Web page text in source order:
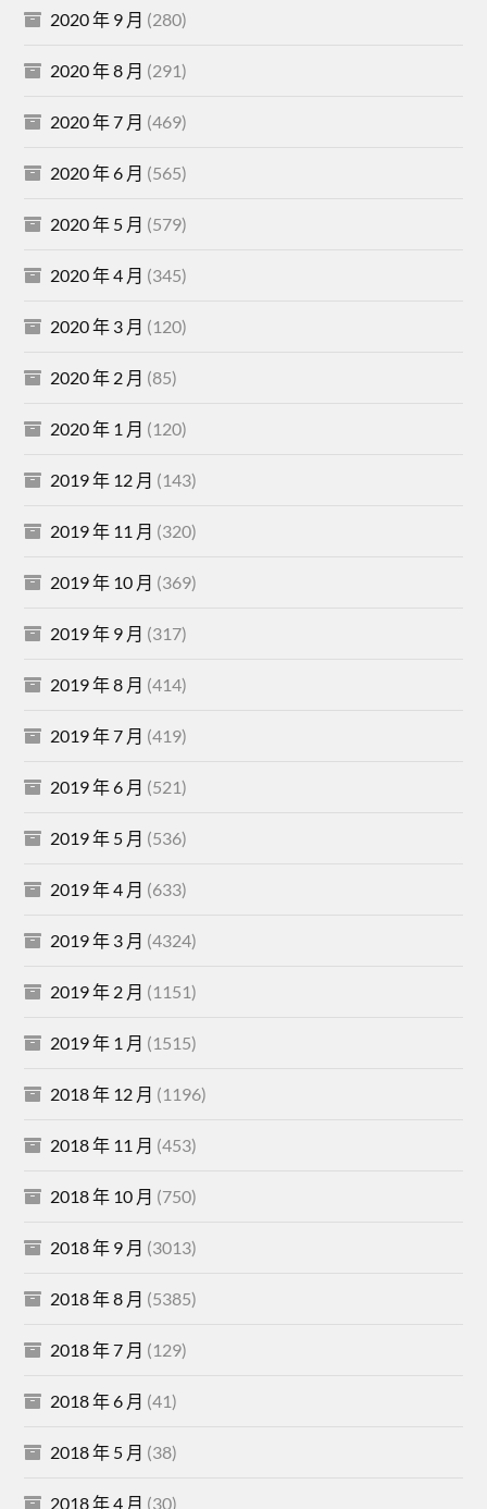
2020 年 9 月 (280)
2020 年 8 月 (291)
2020 年 7 月 (469)
2020 年 6 月 (565)
2020 年 5 月 (579)
2020 年 4 月 (345)
2020 年 3 月 (120)
2020 年 2 月 (85)
2020 年 1 月 (120)
2019 年 12 月 (143)
2019 年 11 月 (320)
2019 年 10 月 (369)
2019 年 9 月 (317)
2019 年 8 月 (414)
2019 年 7 月 (419)
2019 年 6 月 (521)
2019 年 5 月 (536)
2019 年 4 月 (633)
2019 年 3 月 (4324)
2019 年 2 月 (1151)
2019 年 1 月 (1515)
2018 年 12 月 (1196)
2018 年 11 月 (453)
2018 年 10 月 (750)
2018 年 9 月 (3013)
2018 年 8 月 (5385)
2018 年 7 月 (129)
2018 年 6 月 (41)
2018 年 5 月 (38)
2018 年 4 月 (30)